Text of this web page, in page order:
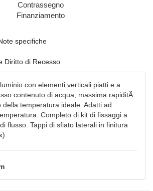
Contrassegno
Finanziamento
specifiche
Diritto di Recesso
con elementi verticali piatti e a
contenuto di acqua, massima rapiditÃ
della temperatura ideale. Adatti ad
Completo di kit di fissaggi a
flusso. Tappi di sfiato laterali in finitura